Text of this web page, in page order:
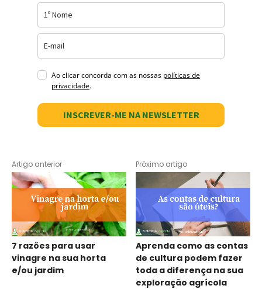
Ao clicar concorda com as nossas políticas de
privacidade.
INSCREVER-ME NA NEWSLETTER
Artigo anterior
7 razões para usar
vinagre na sua horta
e/ou jardim
Próximo artigo
Aprenda como as contas
de cultura podem fazer
toda a diferença na sua
exploração agrícola